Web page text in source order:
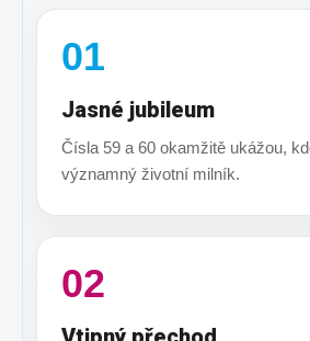
01
Jasné jubileum
Čísla 59 a 60 okamžitě ukážou,
významný životní milník.
02